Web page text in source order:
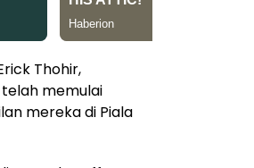
Thohir,
memulai
mereka di Piala